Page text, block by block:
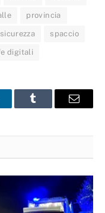
provincia
sicurezza spaccio
digitali
Tumblr Email